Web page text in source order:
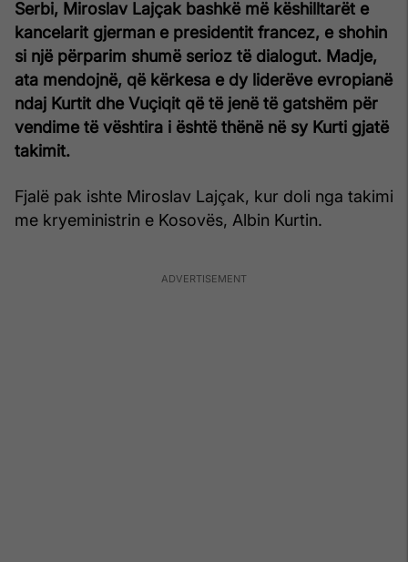
Serbi, Miroslav Lajçak bashkë më këshilltarët e
kancelarit gjerman e presidentit francez, e shohin
si një përparim shumë serioz të dialogut. Madje,
ata mendojnë, që kërkesa e dy liderëve evropianë
ndaj Kurtit dhe Vuçiqit që të jenë të gatshëm për
vendime të vështira i është thënë në sy Kurti gjatë
takimit.
Fjalë pak ishte Miroslav Lajçak, kur doli nga takimi
me kryeministrin e Kosovës, Albin Kurtin.